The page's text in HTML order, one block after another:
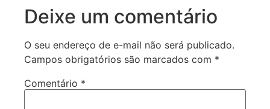
Deixe um comentário
O seu endereço de e-mail não será publicado.
Campos obrigatórios são marcados com *
Comentário *